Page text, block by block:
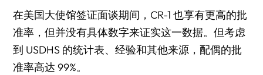
在美国大使馆签证面谈期间，CR-1 也享有更高的批
准率，但并没有具体数字来证实这一数据。但考虑
到 USDHS 的统计表、经验和其他来源，配偶的批
准率高达 99%。